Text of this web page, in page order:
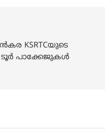
KSRTCയുടെ
ടൂർ പാക്കേജുകൾ